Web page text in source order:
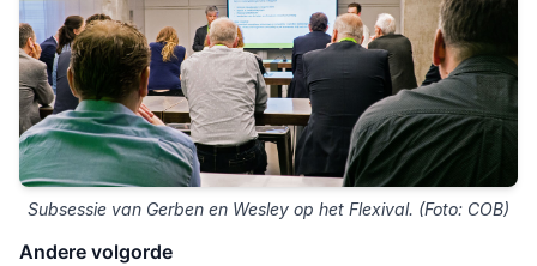
Subsessie van Gerben en Wesley op het Flexival. (Foto: COB)
Andere volgorde